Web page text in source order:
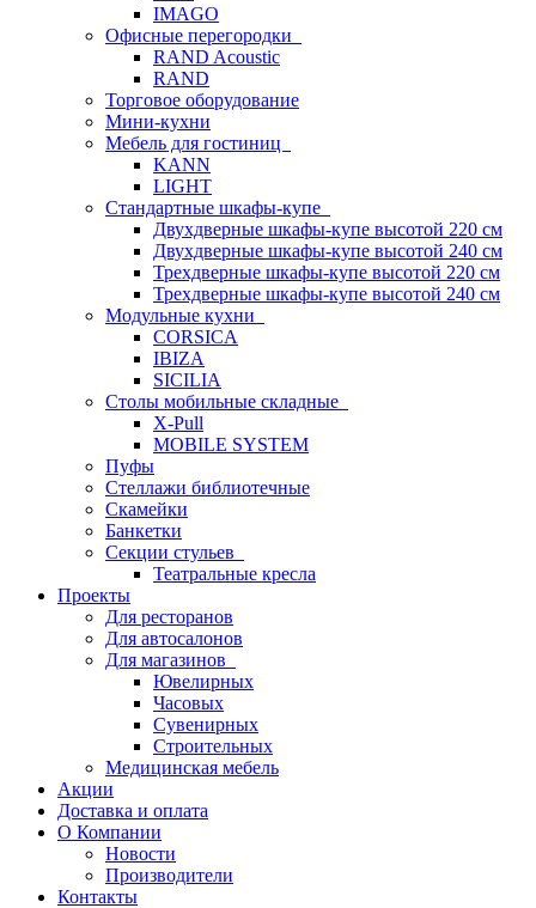
IMAGO
Офисные перегородки
RAND Acoustic
RAND
Торговое оборудование
Мини-кухни
Мебель для гостиниц
KANN
LIGHT
Стандартные шкафы-купе
Двухдверные шкафы-купе высотой 220 см
Двухдверные шкафы-купе высотой 240 см
Трехдверные шкафы-купе высотой 220 см
Трехдверные шкафы-купе высотой 240 см
Модульные кухни
CORSICA
IBIZA
SICILIA
Столы мобильные складные
X-Pull
MOBILE SYSTEM
Пуфы
Стеллажи библиотечные
Скамейки
Банкетки
Секции стульев
Театральные кресла
Проекты
Для ресторанов
Для автосалонов
Для магазинов
Ювелирных
Часовых
Сувенирных
Строительных
Медицинская мебель
Акции
Доставка и оплата
О Компании
Новости
Производители
Контакты